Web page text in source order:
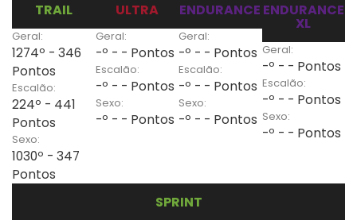
TRAIL
Geral:
1274º - 346
Pontos
Escalão:
224º - 441
Pontos
Sexo:
1030º - 347
Pontos
ULTRA
Geral:
-º - - Pontos
Escalão:
-º - - Pontos
Sexo:
-º - - Pontos
ENDURANCE
Geral:
-º - - Pontos
Escalão:
-º - - Pontos
Sexo:
-º - - Pontos
ENDURANCE
XL
Geral:
-º - - Pontos
Escalão:
-º - - Pontos
Sexo:
-º - - Pontos
SPRINT